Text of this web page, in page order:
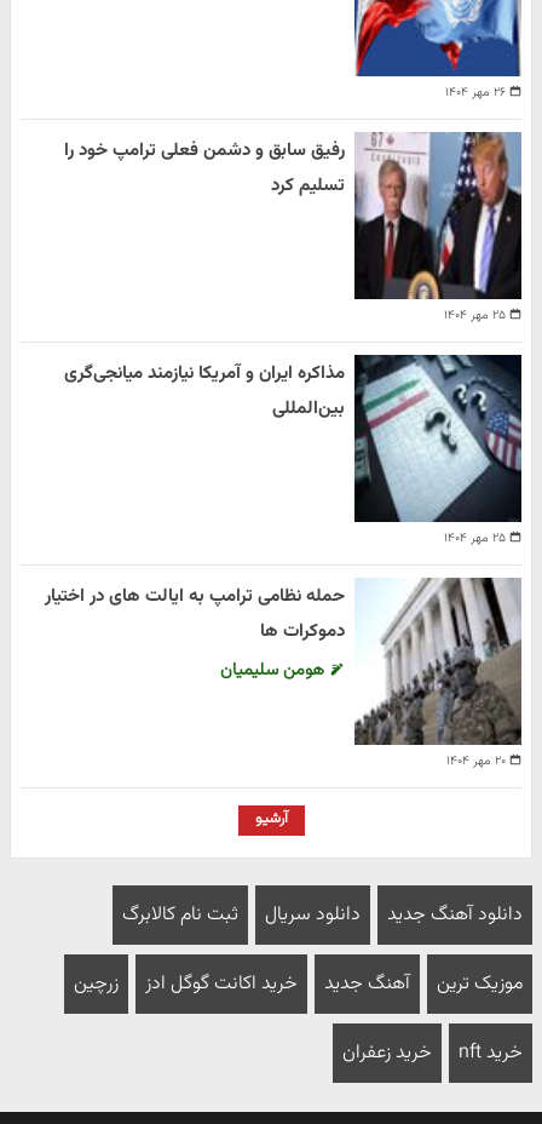
۲۶ مهر ۱۴۰۴
۲۵ مهر ۱۴۰۴
رفیق سابق و دشمن فعلی ترامپ خود را
تسلیم کرد
۲۵ مهر ۱۴۰۴
مذاکره ایران و آمریکا نیازمند میانجی‌گری
بین‌المللی
۲۰ مهر ۱۴۰۴
حمله نظامی ترامپ به ایالت های در اختیار
دموکرات ها
هومن سلیمیان
آرشیو
دانلود آهنگ جدید دانلود سریال ثبت نام کالابرگ
موزیک ترین آهنگ جدید خرید اکانت گوگل ادز زرچین
خرید nft خرید زعفران